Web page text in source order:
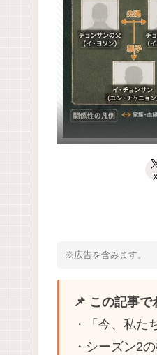
※広告を含みます。
📌 この記事で
・「今、私た
・シーズン2